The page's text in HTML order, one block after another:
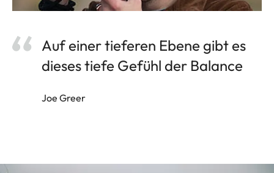
Auf einer tieferen Ebene gibt es
dieses tiefe Gefühl der Balance
Joe Greer